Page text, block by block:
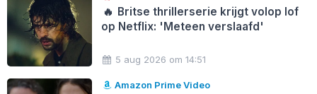
🔥 Britse thrillerserie krijgt volop lof
op Netflix: 'Meteen verslaafd'
5 aug 2026 om 14:51
Amazon Prime Video